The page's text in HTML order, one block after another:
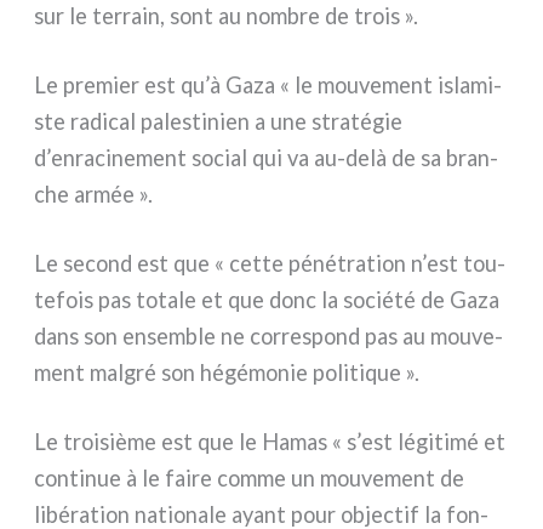
sur le ter­rain, sont au nom­bre de trois ».
Le pre­mier est qu’à Gaza « le mou­ve­ment isla­mi­
ste radi­cal pale­sti­nien a une stra­té­gie
d’enracinement social qui va au-delà de sa bran­
che armée ».
Le second est que « cet­te péné­tra­tion n’est tou­
te­fois pas tota­le et que donc la socié­té de Gaza
dans son ensem­ble ne cor­re­spond pas au mou­ve­
ment mal­gré son hégé­mo­nie poli­ti­que ».
Le troi­siè­me est que le Hamas « s’est légi­ti­mé et
con­ti­nue à le fai­re com­me un mou­ve­ment de
libé­ra­tion natio­na­le ayant pour objec­tif la fon­